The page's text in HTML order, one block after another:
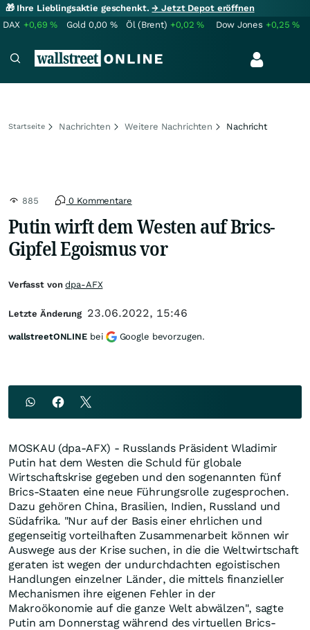
🎁 Ihre Lieblingsaktie geschenkt.→ Jetzt Depot eröffnen
DAX +0,69% Gold 0,00 % Öl (Brent) +0,02% Dow Jones +0,25%
Startseite Nachrichten Weitere Nachrichten Nachricht
885 0 Kommentare
Putin wirft dem Westen auf Brics-
Gipfel Egoismus vor
MOSKAU (dpa-AFX) - Russlands Präsident Wladimir
Putin hat dem Westen die Schuld für globale
Wirtschaftskrise gegeben und den sogenannten fünf
Brics-Staaten eine neue Führungsrolle zugesprochen.
Dazu gehören China, Brasilien, Indien, Russland und
Südafrika. "Nur auf der Basis einer ehrlichen und
gegenseitig vorteilhaften Zusammenarbeit können wir
Auswege aus der Krise suchen, in die die Weltwirtschaft
geraten ist wegen der undurchdachten egoistischen
Handlungen einzelner Länder, die mittels finanzieller
Mechanismen ihre eigenen Fehler in der
Makroökonomie auf die ganze Welt abwälzen", sagte
Putin am Donnerstag während des virtuellen Brics-
Verfasst vondpa-AFX
Letzte Änderung 23.06.2022, 15:46
wallstreetONLINE bei Google bevorzugen.